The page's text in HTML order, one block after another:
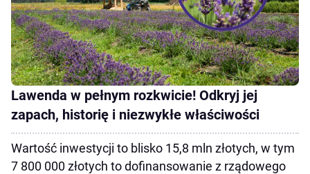
Lawenda w pełnym rozkwicie! Odkryj jej
zapach, historię i niezwykłe właściwości
Wartość inwestycji to blisko 15,8 mln złotych, w tym
7 800 000 złotych to dofinansowanie z rządowego